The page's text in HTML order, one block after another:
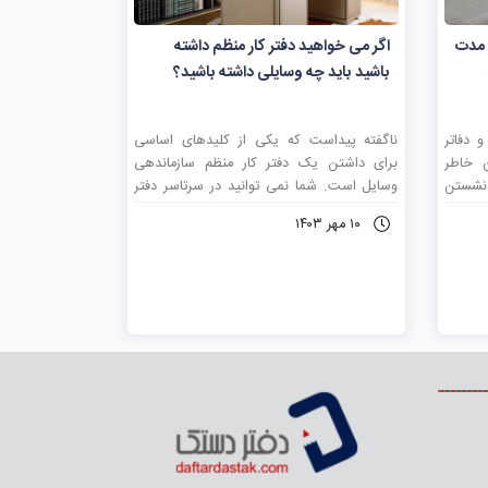
مدت
دفاتر
خاطر
پایان
این
اگر می خواهید دفتر کار منظم داشته
باشید باید چه وسایلی داشته باشید؟
ناگفته پیداست که یکی از کلیدهای اساسی
برای داشتن یک دفتر کار منظم سازماندهی
وسایل است. شما نمی توانید در سرتاسر دفتر
هم داشته باشید. همچنین نمی توانید خودکار
۱۰ مهر ۱۴۰۳